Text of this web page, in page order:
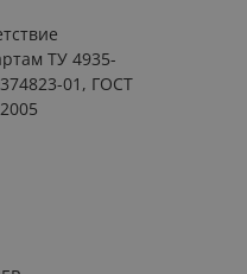
ТУ 4935-
01, ГОСТ